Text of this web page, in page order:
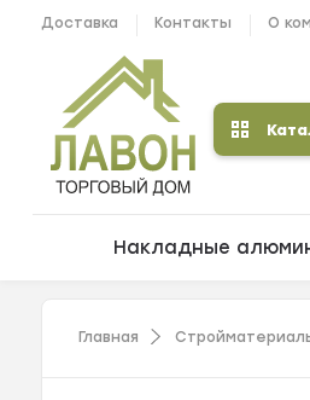
Доставка Контакты О
Накладные
Главная